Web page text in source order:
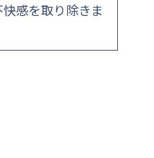
感を取り除きま